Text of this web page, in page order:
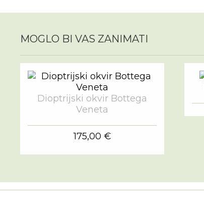
MOGLO BI VAS ZANIMATI
Dioptrijski okvir Bottega
Veneta
175,00 €